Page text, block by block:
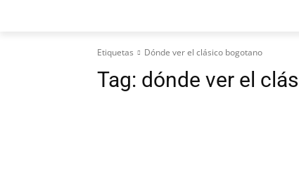
Etiquetas Dónde ver el clásico bogotano
Tag: dónde ver el